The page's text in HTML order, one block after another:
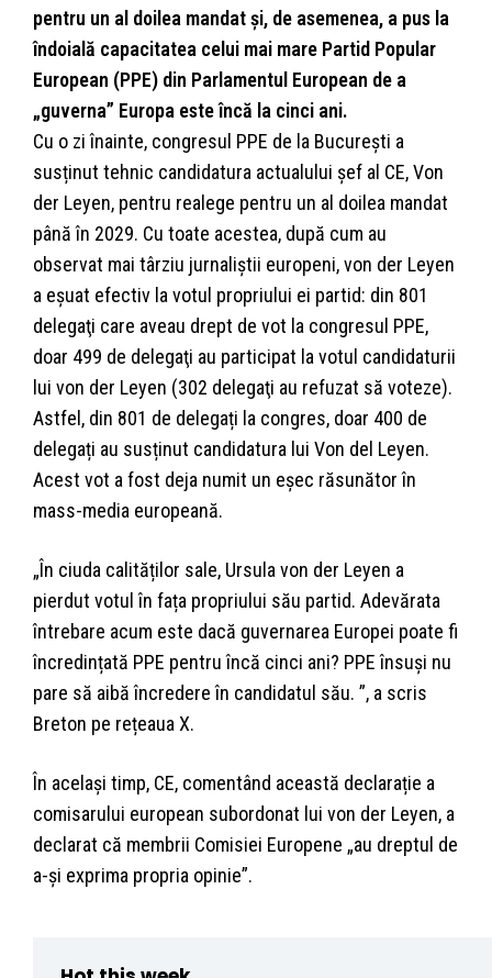
pentru un al doilea mandat și, de asemenea, a pus la
îndoială capacitatea celui mai mare Partid Popular
European (PPE) din Parlamentul European de a
„guverna” Europa este încă la cinci ani.
Cu o zi înainte, congresul PPE de la București a
susținut tehnic candidatura actualului șef al CE, Von
der Leyen, pentru realege pentru un al doilea mandat
până în 2029. Cu toate acestea, după cum au
observat mai târziu jurnaliştii europeni, von der Leyen
a eşuat efectiv la votul propriului ei partid: din 801
delegaţi care aveau drept de vot la congresul PPE,
doar 499 de delegaţi au participat la votul candidaturii
lui von der Leyen (302 delegaţi au refuzat să voteze).
Astfel, din 801 de delegați la congres, doar 400 de
delegați au susținut candidatura lui Von del Leyen.
Acest vot a fost deja numit un eșec răsunător în
mass-media europeană.
„În ciuda calităților sale, Ursula von der Leyen a
pierdut votul în fața propriului său partid. Adevărata
întrebare acum este dacă guvernarea Europei poate fi
încredințată PPE pentru încă cinci ani? PPE însuși nu
pare să aibă încredere în candidatul său. ”, a scris
Breton pe rețeaua X.
În același timp, CE, comentând această declarație a
comisarului european subordonat lui von der Leyen, a
declarat că membrii Comisiei Europene „au dreptul de
a-și exprima propria opinie”.